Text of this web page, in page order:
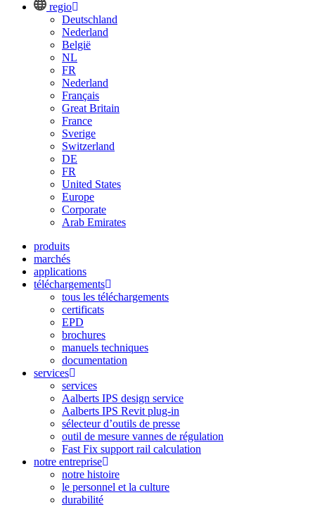
regio
Deutschland
Nederland
België
NL
FR
Nederland
Français
Great Britain
France
Sverige
Switzerland
DE
FR
United States
Europe
Corporate
Arab Emirates
produits
marchés
applications
téléchargements
tous les téléchargements
certificats
EPD
brochures
manuels techniques
documentation
services
services
Aalberts IPS design service
Aalberts IPS Revit plug-in
sélecteur d’outils de presse
outil de mesure vannes de régulation
Fast Fix support rail calculation
notre entreprise
notre histoire
le personnel et la culture
durabilité